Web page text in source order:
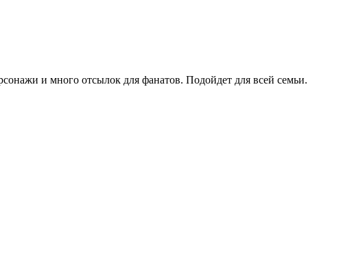
и много отсылок для фанатов. Подойдет для всей семьи.